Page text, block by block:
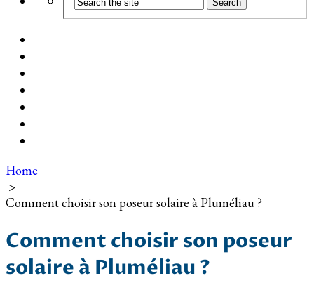
Home
>
Comment choisir son poseur solaire à Pluméliau ?
Comment choisir son poseur
solaire à Pluméliau ?